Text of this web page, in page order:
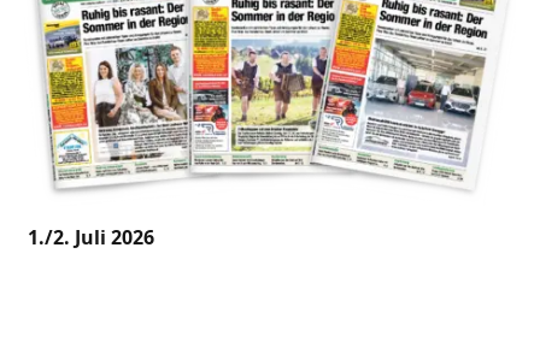
1./2. Juli 2026